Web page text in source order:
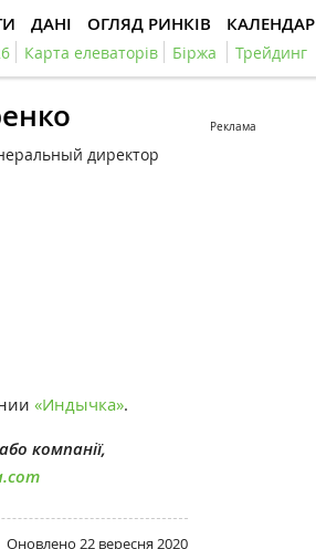
ДАНІ ОГЛЯД РИНКІВ КАЛЕНДАР
Карта елеваторів Біржа Трейдинг
директор
«Индычка».
компанії,
Оновлено 22 вересня 2020
Реклама